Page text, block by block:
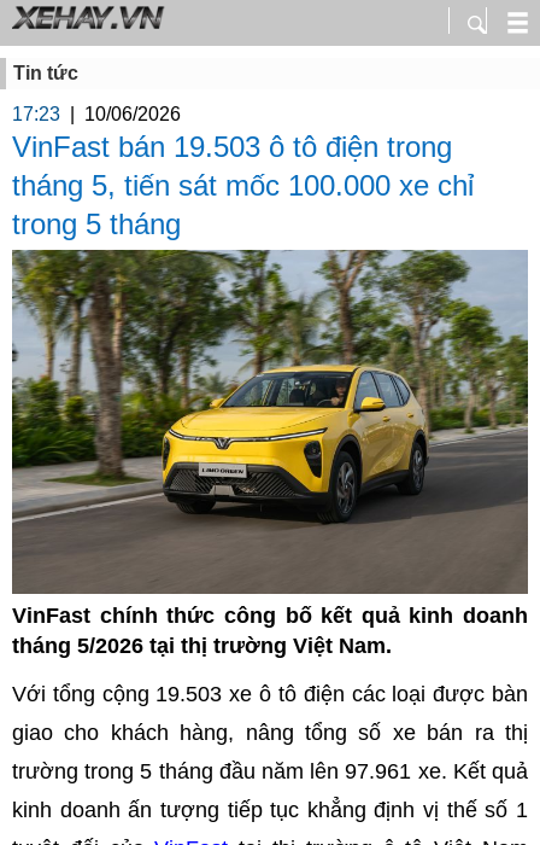
Tin tức
17:23
10/06/2026
VinFast bán 19.503 ô tô điện trong
tháng 5, tiến sát mốc 100.000 xe chỉ
trong 5 tháng
VinFast chính thức công bố kết quả kinh doanh
tháng 5/2026 tại thị trường Việt Nam.
Với tổng cộng 19.503 xe ô tô điện các loại được bàn
giao cho khách hàng, nâng tổng số xe bán ra thị
trường trong 5 tháng đầu năm lên 97.961 xe. Kết quả
kinh doanh ấn tượng tiếp tục khẳng định vị thế số 1